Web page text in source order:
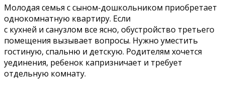
Молодая семья с сыном-дошкольником приобретает
однокомнатную квартиру. Если
с кухней и санузлом все ясно, обустройство третьего
помещения вызывает вопросы. Нужно уместить
гостиную, спальню и детскую. Родителям хочется
уединения, ребенок капризничает и требует
отдельную комнату.